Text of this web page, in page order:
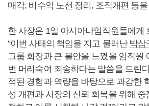
매각, 비수익 노선 정리, 조직개편 등
한 사장은 1일 아시아나임직원들에게
“이번 사태의 책임을 지고 물러난 박삼
그룹 회장과 큰 불안을 느꼈을 임직원
번 머리숙여 죄송하다는 말씀을 드린
적된 경험과 역량을 바탕으로 과감한
성 개편과 시장의 신뢰 회복을 위해 중